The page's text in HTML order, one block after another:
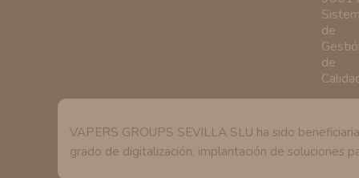
VAPERS GROUPS SEVILLA SLU ha sido
grado de digitalización, implantación de soluciones